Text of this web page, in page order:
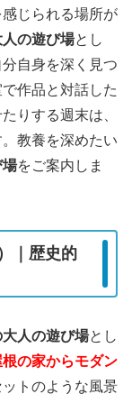
じられる場所が
の遊び場とし
自身を深く見つ
作品と対話した
りする週末は、
教養を深めたい
場をご案内しま
｜歴史的
人の遊び場とし
の家からモダン
トのような風景